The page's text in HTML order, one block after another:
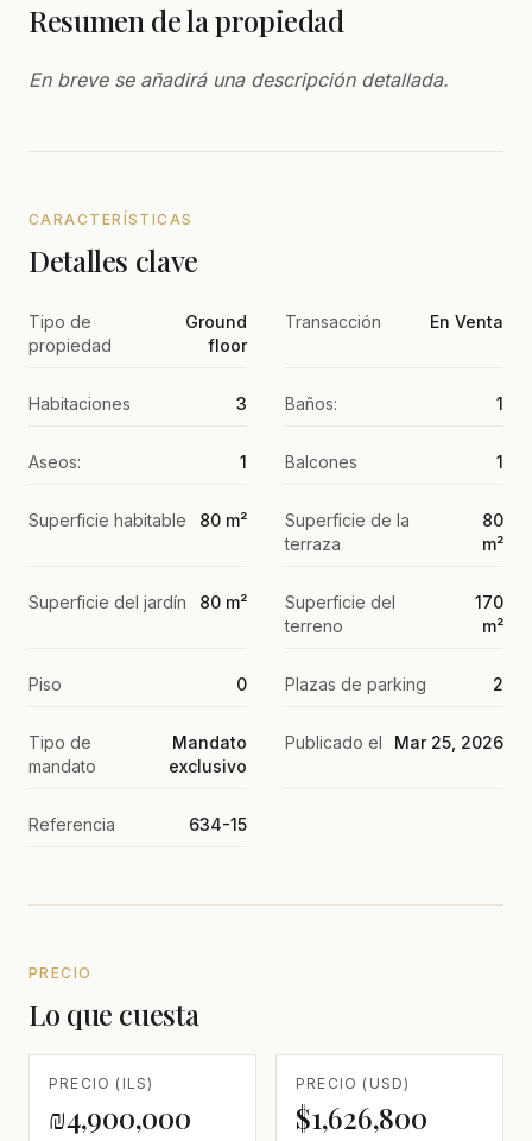
Resumen de la propiedad
En breve se añadirá una descripción detallada.
CARACTERÍSTICAS
Detalles clave
Tipo de
propiedad
Ground
floor
Transacción En Venta
Habitaciones 3 Baños: 1
Aseos: 1 Balcones 1
Superficie habitable 80 m²
Superficie de la
terraza
80
m²
Superficie del jardín 80 m²
Superficie del
terreno
170
m²
Piso 0 Plazas de parking 2
Tipo de
mandato
Mandato
exclusivo
Publicado el Mar 25, 2026
Referencia 634-15
PRECIO
Lo que cuesta
PRECIO (ILS)
₪4,900,000
PRECIO (USD)
$1,626,800